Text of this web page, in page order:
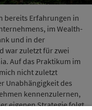
bereits Erfahrungen in
im Wealth-
und in der
war zuletzt für zwei
Auf das Praktikum im
nicht zuletzt
Unabhängigkeit des
kennenzulernen,
eigenen Strategie folgt